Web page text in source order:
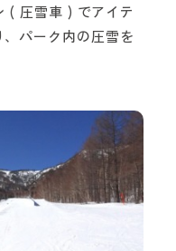
( 圧雪車 ) でアイテ
パーク内の圧雪を